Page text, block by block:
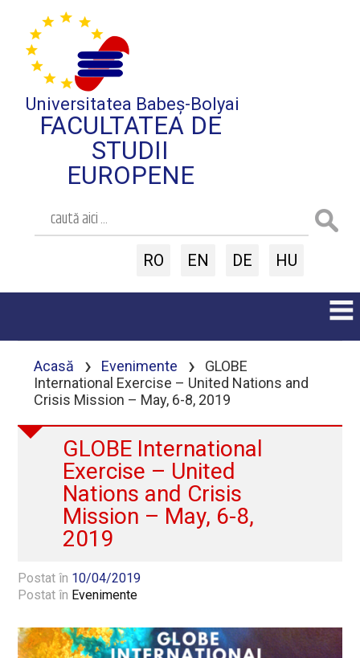
Universitatea Babeș-Bolyai
FACULTATEA DE
STUDII
EUROPENE
RO EN DE HU
Acasă › Evenimente ›
GLOBE
International Exercise – United Nations and
Crisis Mission – May, 6-8, 2019
GLOBE International
Exercise – United
Nations and Crisis
Mission – May, 6-8,
2019
Postat în 10/04/2019
Postat în Evenimente